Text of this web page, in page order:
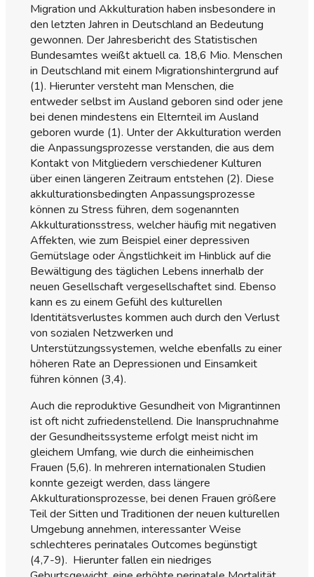
Migration und Akkulturation haben insbesondere in
den letzten Jahren in Deutschland an Bedeutung
gewonnen. Der Jahresbericht des Statistischen
Bundesamtes weißt aktuell ca. 18,6 Mio. Menschen
in Deutschland mit einem Migrationshintergrund auf
(1). Hierunter versteht man Menschen, die
entweder selbst im Ausland geboren sind oder jene
bei denen mindestens ein Elternteil im Ausland
geboren wurde (1). Unter der Akkulturation werden
die Anpassungsprozesse verstanden, die aus dem
Kontakt von Mitgliedern verschiedener Kulturen
über einen längeren Zeitraum entstehen (2). Diese
akkulturationsbedingten Anpassungsprozesse
können zu Stress führen, dem sogenannten
Akkulturationsstress, welcher häufig mit negativen
Affekten, wie zum Beispiel einer depressiven
Gemütslage oder Ängstlichkeit im Hinblick auf die
Bewältigung des täglichen Lebens innerhalb der
neuen Gesellschaft vergesellschaftet sind. Ebenso
kann es zu einem Gefühl des kulturellen
Identitätsverlustes kommen auch durch den Verlust
von sozialen Netzwerken und
Unterstützungssystemen, welche ebenfalls zu einer
höheren Rate an Depressionen und Einsamkeit
führen können (3,4).
Auch die reproduktive Gesundheit von Migrantinnen
ist oft nicht zufriedenstellend. Die Inanspruchnahme
der Gesundheitssysteme erfolgt meist nicht im
gleichem Umfang, wie durch die einheimischen
Frauen (5,6). In mehreren internationalen Studien
konnte gezeigt werden, dass längere
Akkulturationsprozesse, bei denen Frauen größere
Teil der Sitten und Traditionen der neuen kulturellen
Umgebung annehmen, interessanter Weise
schlechteres perinatales Outcomes begünstigt
(4,7-9). Hierunter fallen ein niedriges